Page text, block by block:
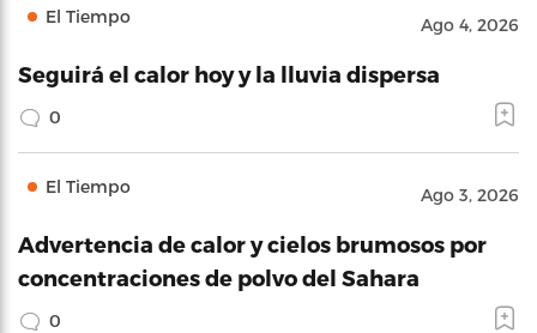
El Tiempo Ago 4, 2026
Seguirá el calor hoy y la lluvia dispersa
0
El Tiempo Ago 3, 2026
Advertencia de calor y cielos brumosos por
concentraciones de polvo del Sahara
0